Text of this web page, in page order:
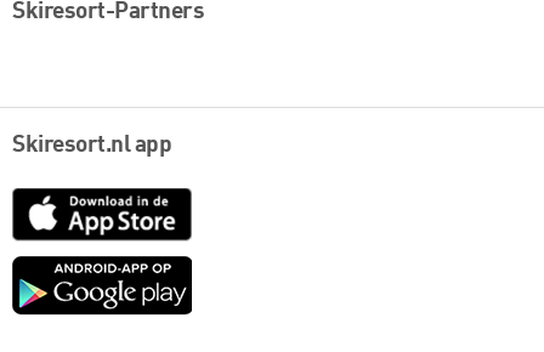
Skiresort-Partners
Skiresort.nl app
App
Google